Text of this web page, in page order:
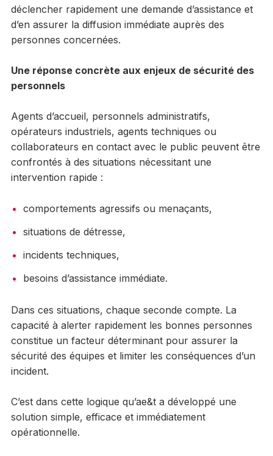
déclencher rapidement une demande d’assistance et
d’en assurer la diffusion immédiate auprès des
personnes concernées.
Une réponse concrète aux enjeux de sécurité des
personnels
Agents d’accueil, personnels administratifs,
opérateurs industriels, agents techniques ou
collaborateurs en contact avec le public peuvent être
confrontés à des situations nécessitant une
intervention rapide :
comportements agressifs ou menaçants,
situations de détresse,
incidents techniques,
besoins d’assistance immédiate.
Dans ces situations, chaque seconde compte. La
capacité à alerter rapidement les bonnes personnes
constitue un facteur déterminant pour assurer la
sécurité des équipes et limiter les conséquences d’un
incident.
C’est dans cette logique qu’ae&t a développé une
solution simple, efficace et immédiatement
opérationnelle.